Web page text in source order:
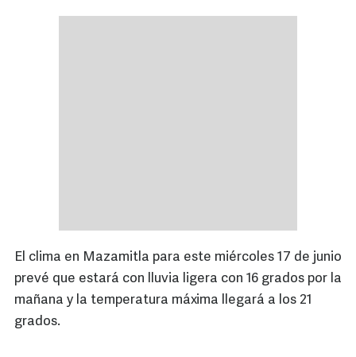
El clima en Mazamitla para este miércoles 17 de junio
prevé que estará con lluvia ligera con 16 grados por la
mañana y la temperatura máxima llegará a los 21
grados.